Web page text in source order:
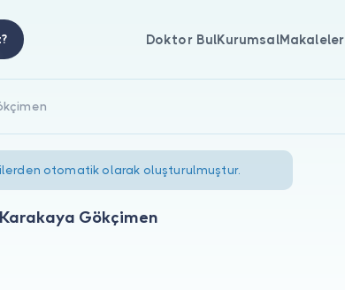
Doktor BulKurumsalMakaleler
otomatik olarak oluşturulmuştur.
Gökçimen